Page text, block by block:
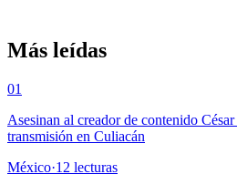
Más leídas
01
Asesinan al creador de contenido
transmisión en Culiacán
México·12 lecturas